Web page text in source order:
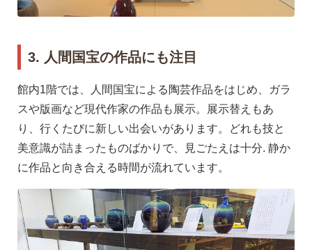
3. 人間国宝の作品にも注目
館内1階では、人間国宝による陶芸作品をはじめ、ガラ
スや版画など現代作家の作品も展示。展示替えもあ
り、行くたびに新しい出会いがあります。どれも技と
美意識が詰まったものばかりで、見ごたえは十分. 静か
に作品と向き合える時間が流れています。